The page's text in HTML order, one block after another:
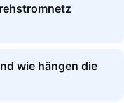
wie hängen die